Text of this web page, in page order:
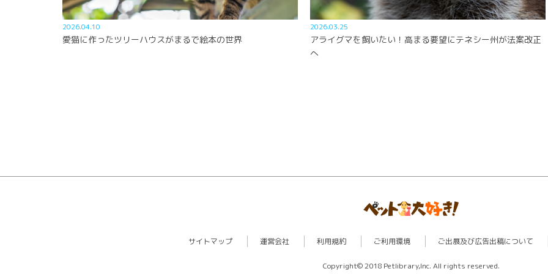
2026.04.10
愛猫に作ったツリーハウスがまるで絵本の世界
2026.03.25
アライグマを飼いたい！高まる要望にテネシー州が法案改正
へ
サイトマップ 運営会社 利用規約 ご利用環境 ご出展及び広告出稿について
Copyright© 2018 Petlibrary,Inc. All rights reserved.